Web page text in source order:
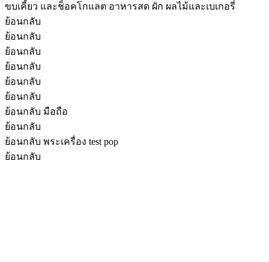
ขบเคี้ยว และช็อคโกแลต อาหารสด ผัก ผลไม้และเบเกอรี่
ย้อนกลับ
ย้อนกลับ
ย้อนกลับ
ย้อนกลับ
ย้อนกลับ
ย้อนกลับ
ย้อนกลับ มือถือ
ย้อนกลับ
ย้อนกลับ พระเครื่อง test pop
ย้อนกลับ